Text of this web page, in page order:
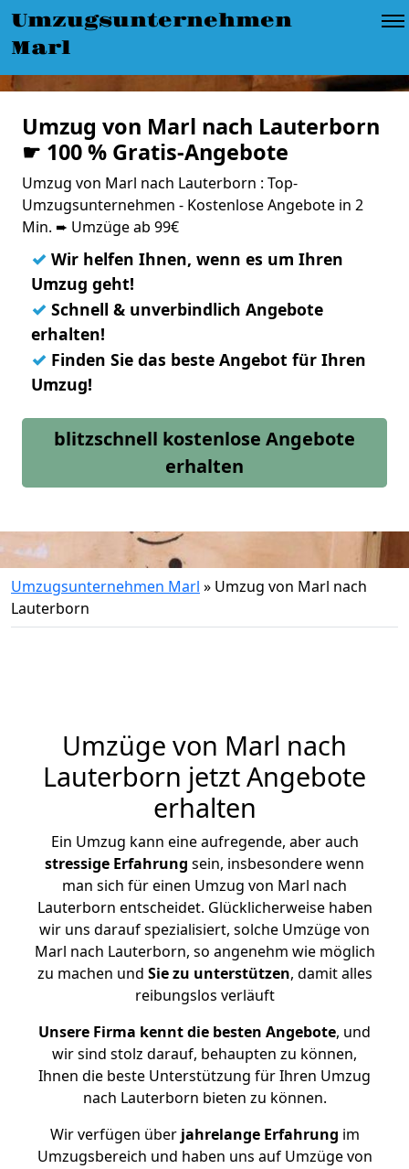
Umzugsunternehmen
Marl
Umzug von Marl nach Lauterborn
☛ 100 % Gratis-Angebote
Umzug von Marl nach Lauterborn : Top-
Umzugsunternehmen - Kostenlose Angebote in 2
Min. ➨ Umzüge ab 99€
✓ Wir helfen Ihnen, wenn es um Ihren
Umzug geht!
✓ Schnell & unverbindlich Angebote
erhalten!
✓ Finden Sie das beste Angebot für Ihren
Umzug!
blitzschnell kostenlose Angebote
erhalten
Umzugsunternehmen Marl » Umzug von Marl nach
Lauterborn
Umzüge von Marl nach
Lauterborn jetzt Angebote
erhalten
Ein Umzug kann eine aufregende, aber auch
stressige Erfahrung sein, insbesondere wenn
man sich für einen Umzug von Marl nach
Lauterborn entscheidet. Glücklicherweise haben
wir uns darauf spezialisiert, solche Umzüge von
Marl nach Lauterborn, so angenehm wie möglich
zu machen und Sie zu unterstützen, damit alles
reibungslos verläuft
Unsere Firma kennt die besten Angebote, und
wir sind stolz darauf, behaupten zu können,
Ihnen die beste Unterstützung für Ihren Umzug
nach Lauterborn bieten zu können.
Wir verfügen überjahrelange Erfahrung im
Umzugsbereich und haben uns auf Umzüge von